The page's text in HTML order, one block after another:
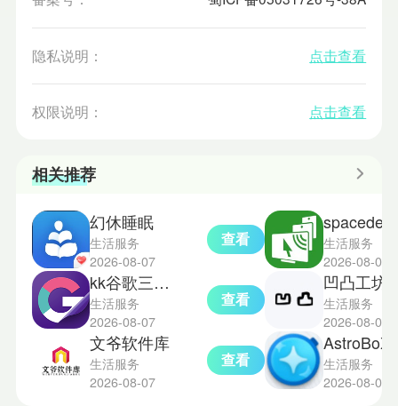
隐私说明： 点击查看
权限说明： 点击查看
相关推荐
幻休睡眠
生活服务
2026-08-07
查看
kk谷歌三件套
生活服务
2026-08-07
查看
文爷软件库
生活服务
2026-08-07
查看
生活服务
2026-08-07
生活服务
2026-08-07
生活服务
2026-08-07